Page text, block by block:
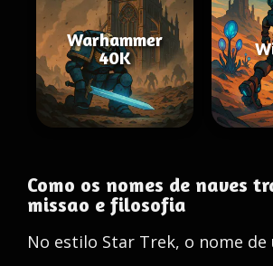
Warhammer
40K
Como os nomes de naves
missao e filosofia
No estilo Star Trek, o nome de